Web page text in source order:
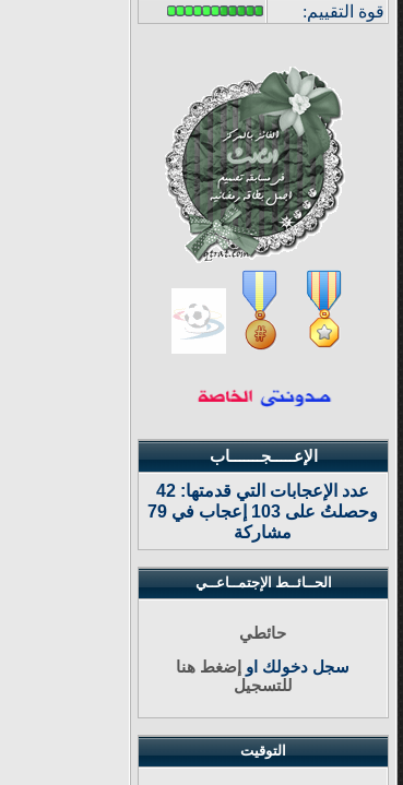
قوة التقييم:
الإعـــــجـــــــاب
عدد الإعجابات التي قدمتها: 42
وحصلتُ على 103 إعجاب في 79
مشاركة
الحــائــط الإجتمــاعــي
حائطي
سجل دخولك او إضغط هنا
للتسجيل
التوقيت